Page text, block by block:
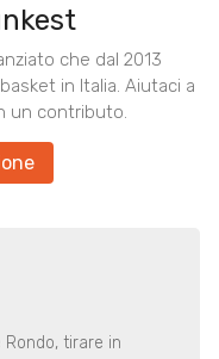
che dal 2013
in Italia. Aiutaci a
un contributo.
tirare in